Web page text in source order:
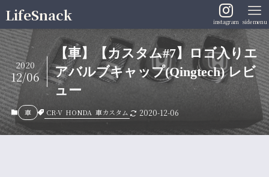
LifeSnack instagram sidemenu
【車】【カスタム#7】ロゴ入りエ
アバルブキャップ(Qingtech) レビ
ュー
2020
12/06
車 CR-V HONDA 車カスタム 2020-12-06